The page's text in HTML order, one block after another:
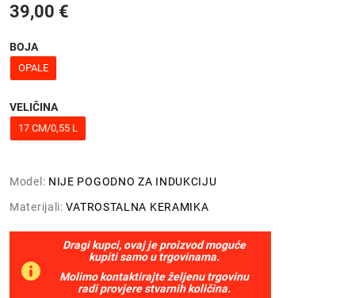
39,00 €
BOJA
OPALE
VELIČINA
17 CM/0,55 L
Model: NIJE POGODNO ZA INDUKCIJU
Materijali: VATROSTALNA KERAMIKA
Dragi kupci, ovaj je proizvod moguće
kupiti samo u trgovinama.
Molimo kontaktirajte željenu trgovinu
radi provjere stvarnih količina.